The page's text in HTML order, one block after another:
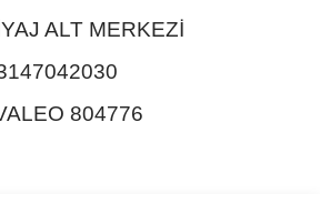
ALT MERKEZİ
804776